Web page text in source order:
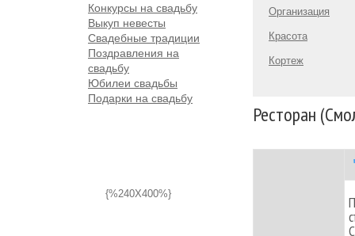
Конкурсы на свадьбу
Выкуп невесты
Свадебные традиции
Поздравления на
свадьбу
Юбилеи свадьбы
Подарки на свадьбу
{%240X400%}
Организация
Красота
Кортеж
Ресторан